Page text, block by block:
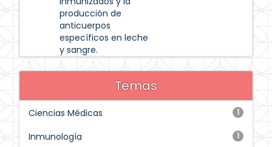
producción de
anticuerpos
específicos en leche
y sangre.
Temas
1
Ciencias Médicas
1
Inmunología